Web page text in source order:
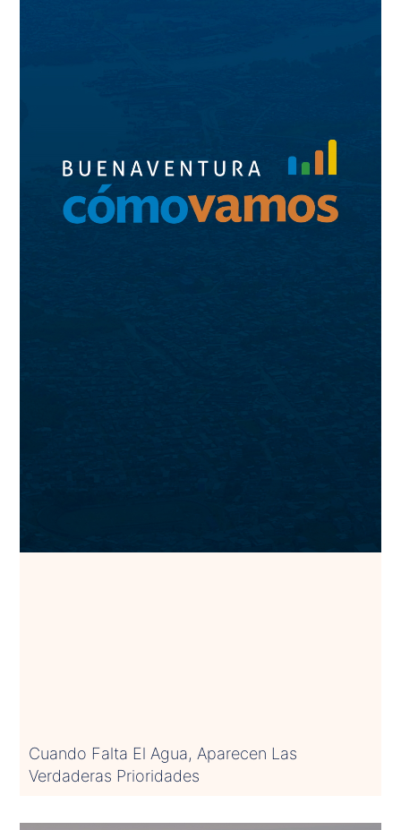
Cuando Falta El Agua, Aparecen Las
Verdaderas Prioridades